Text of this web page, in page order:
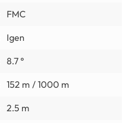
FMC
Igen
8.7 °
152 m / 1000 m
2.5 m